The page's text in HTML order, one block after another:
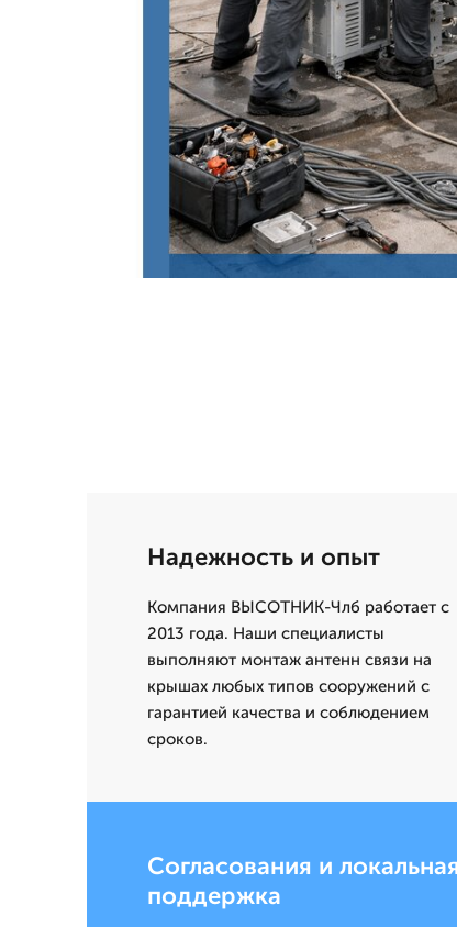
Надежность и опыт
Компания ВЫСОТНИК-Члб работает с
2013 года. Наши специалисты
выполняют монтаж антенн связи на
крышах любых типов сооружений с
гарантией качества и соблюдением
сроков.
Согласования и
поддержка